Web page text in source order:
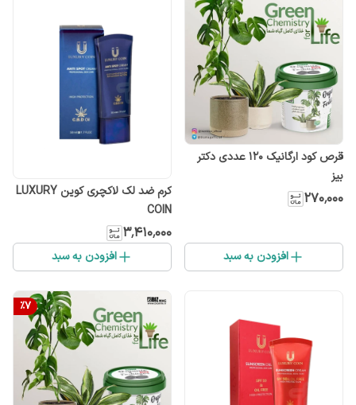
قرص کود ارگانیک 120 عددی دکتر
بیز
۲۷۰٬۰۰۰
افزودن به سبد
کرم ضد لک لاکچری کوین LUXURY
COIN
۳٬۴۱۰٬۰۰۰
افزودن به سبد
%7